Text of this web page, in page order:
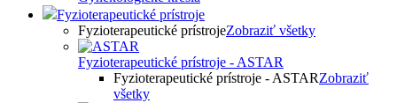
Fyzioterapeutické prístroje
Fyzioterapeutické prístrojeZobraziť všetky
Fyzioterapeutické prístroje - ASTAR
Fyzioterapeutické prístroje - ASTARZobraziť
všetky